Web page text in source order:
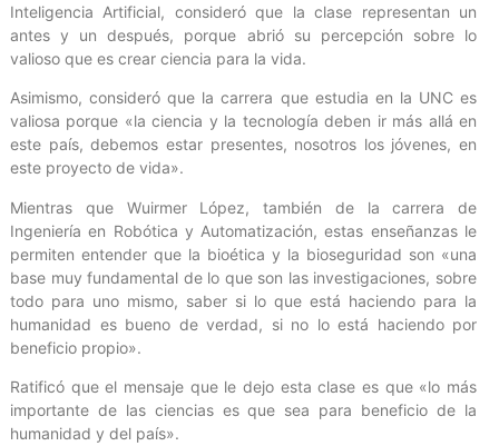
Inteligencia Artificial, consideró que la clase representan un
antes y un después, porque abrió su percepción sobre lo
valioso que es crear ciencia para la vida.
Asimismo, consideró que la carrera que estudia en la UNC es
valiosa porque «la ciencia y la tecnología deben ir más allá en
este país, debemos estar presentes, nosotros los jóvenes, en
este proyecto de vida».
Mientras que Wuirmer López, también de la carrera de
Ingeniería en Robótica y Automatización, estas enseñanzas le
permiten entender que la bioética y la bioseguridad son «una
base muy fundamental de lo que son las investigaciones, sobre
todo para uno mismo, saber si lo que está haciendo para la
humanidad es bueno de verdad, si no lo está haciendo por
beneficio propio».
Ratificó que el mensaje que le dejo esta clase es que «lo más
importante de las ciencias es que sea para beneficio de la
humanidad y del país».